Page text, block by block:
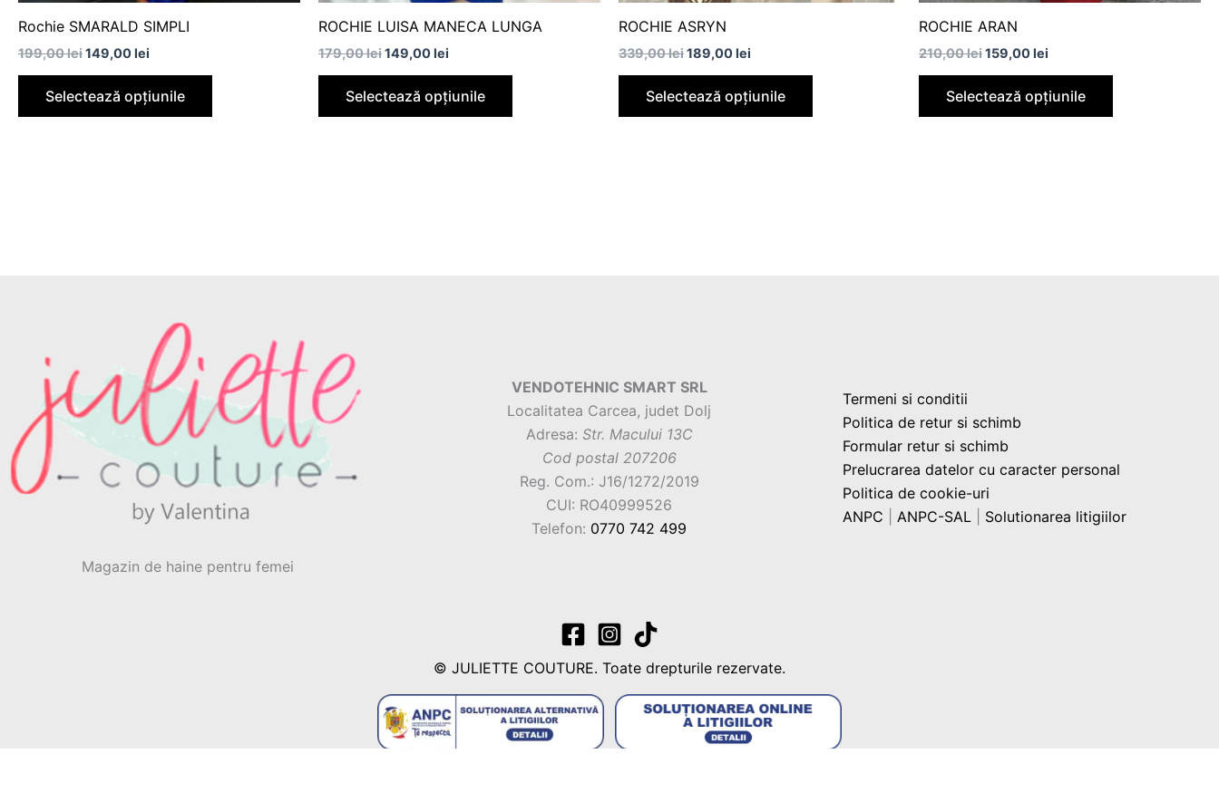
Rochie SMARALD SIMPLI
199,00lei149,00lei
Selectează opțiunile
ROCHIE LUISA MANECA LUNGA
179,00lei149,00lei
Selectează opțiunile
ROCHIE ASRYN
339,00lei189,00lei
Selectează opțiunile
ROCHIE ARAN
210,00lei159,00lei
Selectează opțiunile
Magazin de haine pentru femei
VENDOTEHNIC SMART SRL
Localitatea Carcea, judet Dolj
Adresa: Str. Macului 13C
Cod postal 207206
Reg. Com.: J16/1272/2019
CUI: RO40999526
Telefon: 0770 742 499
Termeni si conditii
Politica de retur si schimb
Formular retur si schimb
Prelucrarea datelor cu caracter personal
Politica de cookie-uri
ANPC
ANPC-SAL Solutionarea litigiilor
© JULIETTE COUTURE. Toate drepturile rezervate.